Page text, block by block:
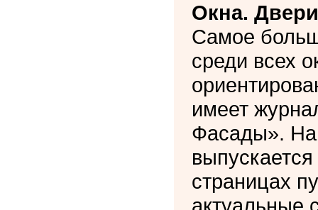
Окна.
Самое
среди всех
имеет
Фасады». На
страницах